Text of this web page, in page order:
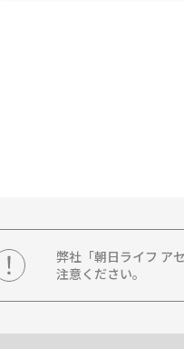
弊社「朝日ライフ ア
注意ください。